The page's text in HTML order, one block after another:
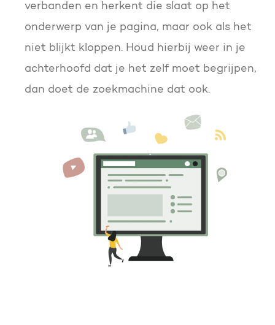
verbanden en herkent die slaat op het
onderwerp van je pagina, maar ook als het
niet blijkt kloppen. Houd hierbij weer in je
achterhoofd dat je het zelf moet begrijpen,
dan doet de zoekmachine dat ook.